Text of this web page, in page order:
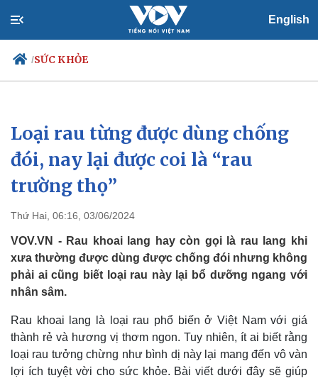
English
/SỨC KHỎE
Chính trị
Đảng
Tổ chức nhân sự
Quốc hội
Nhận diện sự thật
Xã hội
Tin 24h
Dự báo thời tiết
Loại rau từng được dùng chống
đói, nay lại được coi là “rau
trường thọ”
Thứ Hai, 06:16, 03/06/2024
VOV.VN - Rau khoai lang hay còn gọi là rau lang khi
xưa thường được dùng được chống đói nhưng không
phải ai cũng biết loại rau này lại bổ dưỡng ngang với
nhân sâm.
Rau khoai lang là loại rau phổ biến ở Việt Nam với giá
thành rẻ và hương vị thơm ngon. Tuy nhiên, ít ai biết rằng
loại rau tưởng chừng như bình dị này lại mang đến vô vàn
lợi ích tuyệt vời cho sức khỏe. Bài viết dưới đây sẽ giúp